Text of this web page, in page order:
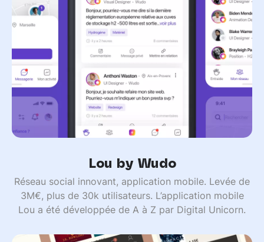
Lou by Wudo
Réseau social innovant, application mobile. Levée de
3M€, plus de 30k utilisateurs. L’application mobile
Lou a été développée de A à Z par Digital Unicorn.